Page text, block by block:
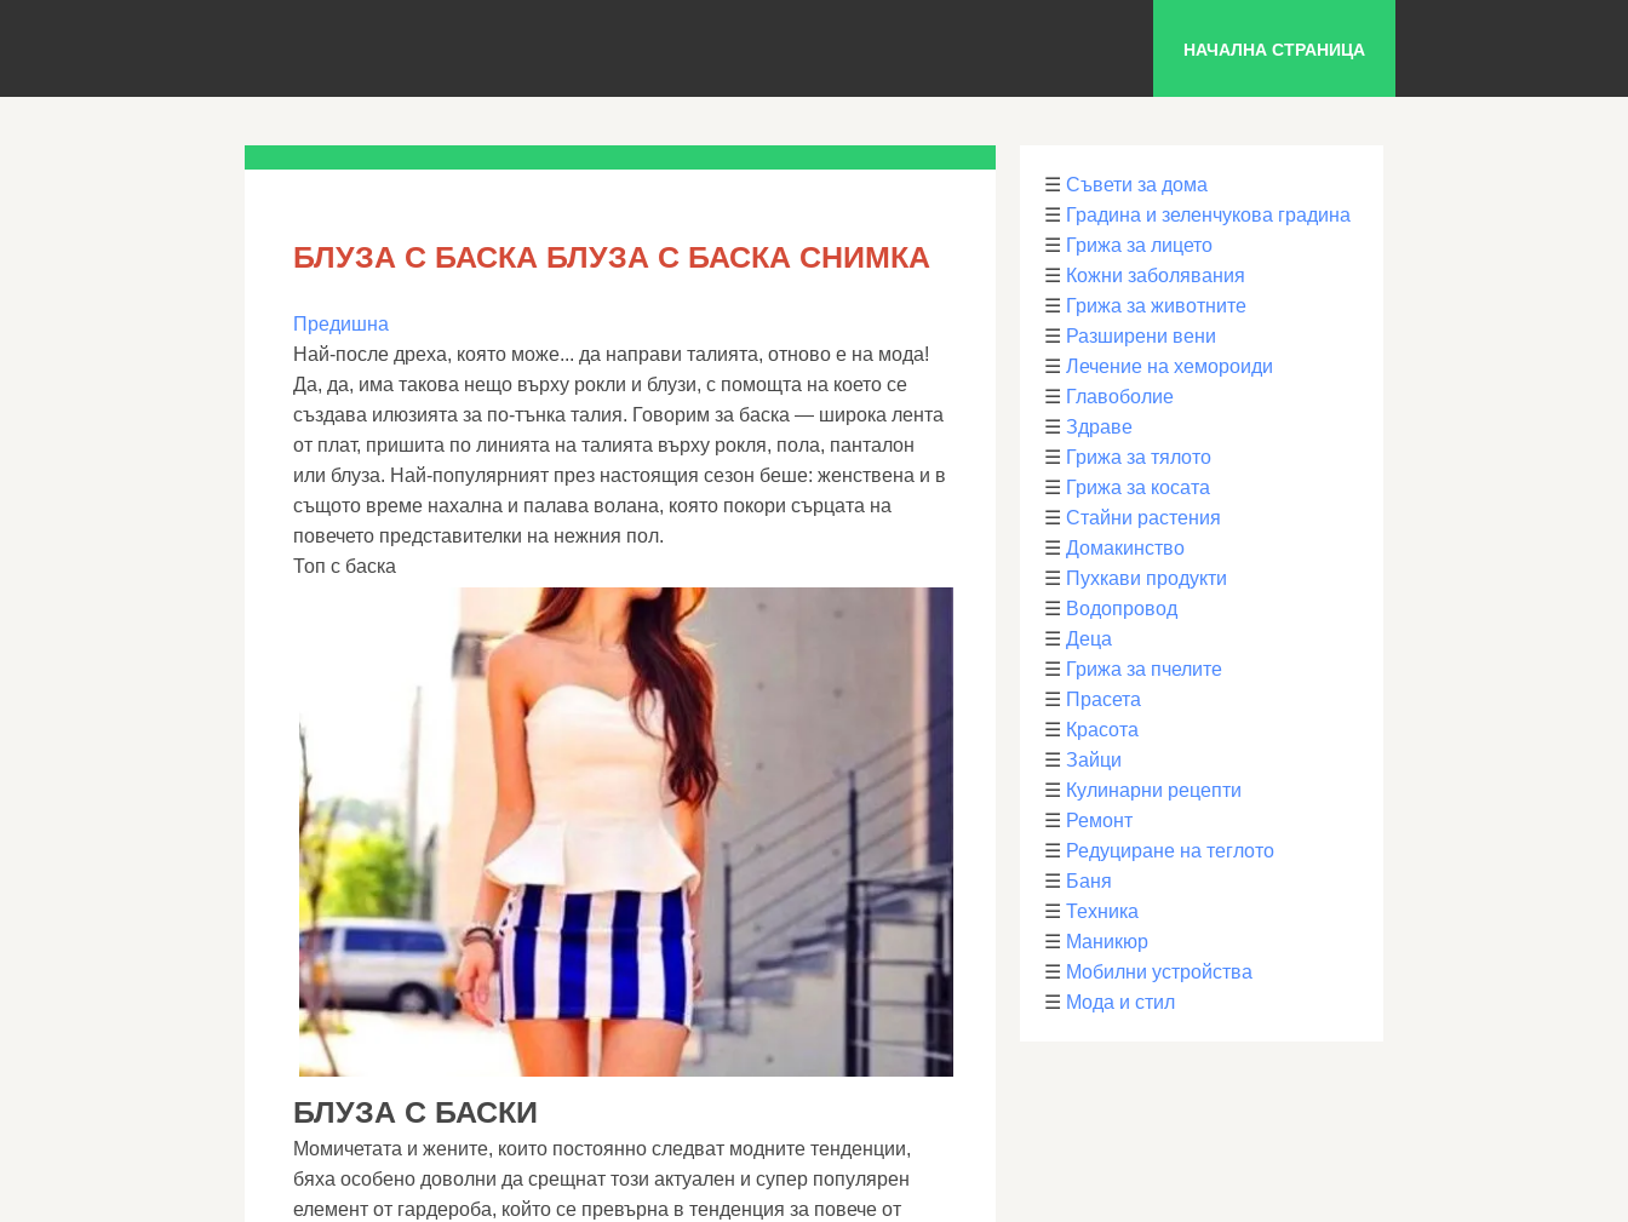
НАЧАЛНА СТРАНИЦА
БЛУЗА С БАСКА БЛУЗА С БАСКА СНИМКА
Предишна
Най-после дреха, която може... да направи талията, отново е на мода!
Да, да, има такова нещо върху рокли и блузи, с помощта на което се
създава илюзията за по-тънка талия. Говорим за баска — широка лента
от плат, пришита по линията на талията върху рокля, пола, панталон
или блуза. Най-популярният през настоящия сезон беше: женствена и в
същото време нахална и палава волана, която покори сърцата на
повечето представителки на нежния пол.
Топ с баска
БЛУЗА С БАСКИ
Момичетата и жените, които постоянно следват модните тенденции,
бяха особено доволни да срещнат този актуален и супер популярен
елемент от гардероба, който се превърна в тенденция за повече от
☰ Съвети за дома
☰ Градина и зеленчукова градина
☰ Грижа за лицето
☰ Кожни заболявания
☰ Грижа за животните
☰ Разширени вени
☰ Лечение на хемороиди
☰ Главоболие
☰ Здраве
☰ Грижа за тялото
☰ Грижа за косата
☰ Стайни растения
☰ Домакинство
☰ Пухкави продукти
☰ Водопровод
☰ Деца
☰ Грижа за пчелите
☰ Прасета
☰ Красота
☰ Зайци
☰ Кулинарни рецепти
☰ Ремонт
☰ Редуциране на теглото
☰ Баня
☰ Техника
☰ Маникюр
☰ Мобилни устройства
☰ Мода и стил